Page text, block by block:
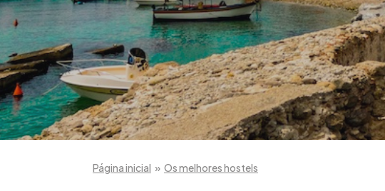
Página inicial » Os melhores hostels